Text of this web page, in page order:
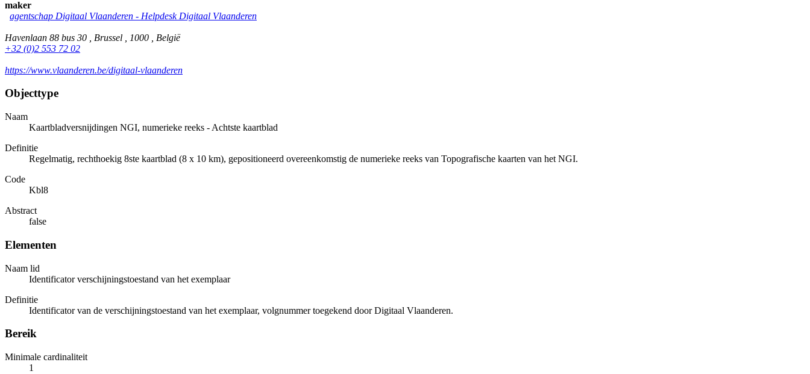
maker
agentschap Digitaal Vlaanderen - Helpdesk Digitaal Vlaanderen
Havenlaan 88 bus 30 , Brussel , 1000 , België
+32 (0)2 553 72 02
https://www.vlaanderen.be/digitaal-vlaanderen
Objecttype
Naam
Kaartbladversnijdingen NGI, numerieke reeks - Achtste kaartblad
Definitie
Regelmatig, rechthoekig 8ste kaartblad (8 x 10 km), gepositioneerd overeenkomstig de numerieke reeks van Topografische kaarten van het NGI.
Code
Kbl8
Abstract
false
Elementen
Naam lid
Identificator verschijningstoestand van het exemplaar
Definitie
Identificator van de verschijningstoestand van het exemplaar, volgnummer toegekend door Digitaal Vlaanderen.
Bereik
Minimale cardinaliteit
1